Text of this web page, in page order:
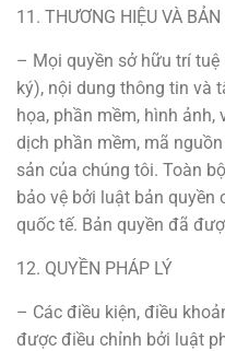
11. THƯƠNG HIỆU VÀ BẢN
– Mọi quyền sở hữu trí
ký), nội dung thông tin và
họa, phần mềm, hình ảnh,
dịch phần mềm, mã
sản của chúng tôi. Toàn
bảo vệ bởi luật bản quyền
quốc tế. Bản quyền đã
12. QUYỀN PHÁP LÝ
– Các điều kiện, điều
được điều chỉnh bởi luật